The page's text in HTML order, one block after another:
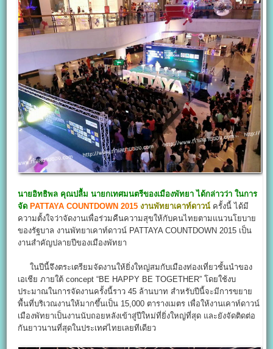
นายอิทธิพล คุณปลื้ม นายกเทศมนตรีของเมืองพัทยา ได้กล่าวว่า ในการ
จัด PATTAYA COUNTDOWN 2015 งานพัทยาเคาท์ดาวน์ ครั้งนี้ ได้มี
ความตั้งใจว่าจัดงานเพื่อร่วมคืนความสุขให้กับคนไทยตามแนวนโยบาย
ของรัฐบาล งานพัทยาเคาท์ดาวน์ PATTAYA COUNTDOWN 2015 เป็น
งานสำคัญปลายปีของเมืองพัทยา
ในปีนี้จึงตระเตรียมจัดงานให้ยิ่งใหญ่สมกับเมืองท่องเที่ยวชั้นนำของ
เอเชีย ภายใต้ concept “BE HAPPY BE TOGETHER” โดยใช้งบ
ประมาณในการจัดงานครั้งนี้ราว 45 ล้านบาท สำหรับปีนี้จะมีการขยาย
พื้นที่บริเวณงานให้มากขึ้นเป็น 15,000 ตารางเมตร เพื่อให้งานเคาท์ดาวน์
เมืองพัทยาเป็นงานนับถอยหลังเข้าสู่ปีใหม่ที่ยิ่งใหญ่ที่สุด และยังจัดติดต่อ
กันยาวนานที่สุดในประเทศไทยเลยทีเดียว